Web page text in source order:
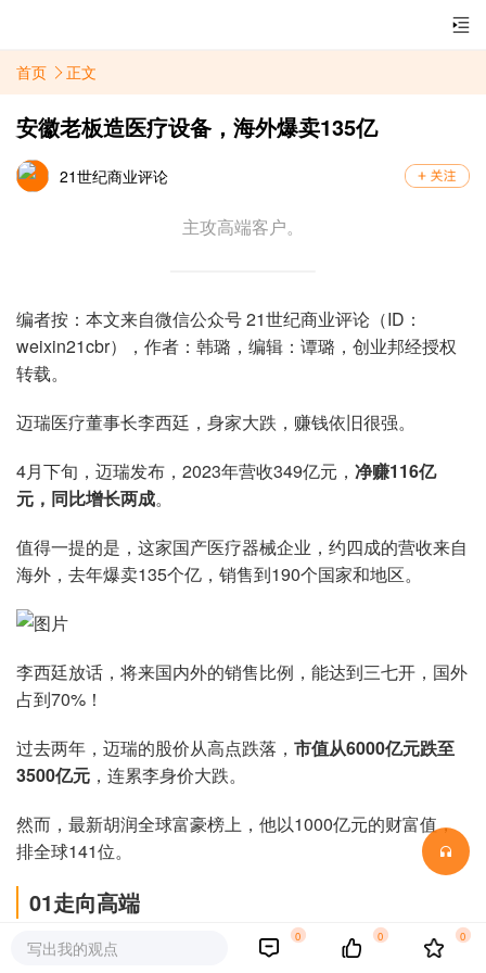
首页 正文
安徽老板造医疗设备，海外爆卖135亿
21世纪商业评论
主攻高端客户。
编者按：本文来自微信公众号 21世纪商业评论（ID：
weixin21cbr），作者： 韩璐， 编辑：谭璐 ，创业邦经授权
转载。
迈瑞医疗董事长李西廷，身家大跌，赚钱依旧很强。
4月下旬，迈瑞发布，2023年营收349亿元， 净赚116亿
元，同比增长两成。
值得一提的是，这家国产医疗器械企业，约四成的营收来自
海外，去年爆卖135个亿，销售到190个国家和地区。
李西廷放话，将来国内外的销售比例，能达到三七开，国外
占到70%！
过去两年，迈瑞的股价从高点跌落， 市值从6000亿元跌至
3500亿元 ，连累李身价大跌。
然而，最新胡润全球富豪榜上，他以1000亿元的财富值，
排全球141位。
01走向高端
“迈瑞的产品，在大部分国家，甚至在美国的医院都能看
写出我的观点
0 0 0